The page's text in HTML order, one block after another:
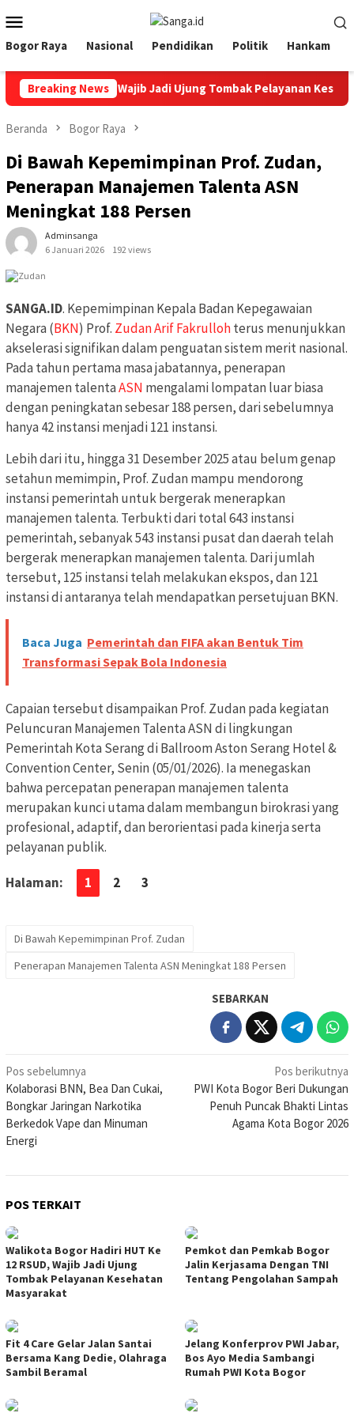
ke
kontenMobile
Bogor Raya Nasional Pendidikan Politik Hankam
Breaking News
Ke 12 RSUD, Wajib Jadi Ujung Tombak Pelayanan Kesehatan
Beranda Bogor Raya
Di Bawah Kepemimpinan Prof. Zudan,
Penerapan Manajemen Talenta ASN
Meningkat 188 Persen
Adminsanga
6 Januari 2026
192 views
SANGA.ID. Kepemimpinan Kepala Badan Kepegawaian
Negara (BKN) Prof. Zudan Arif Fakrullohterus menunjukkan
akselerasi signifikan dalam penguatan sistem merit nasional.
Pada tahun pertama masa jabatannya, penerapan
manajemen talentaASN mengalami lompatan luar biasa
dengan peningkatan sebesar 188 persen, dari sebelumnya
hanya 42 instansi menjadi 121 instansi.
Lebih dari itu, hingga 31 Desember 2025 atau belum genap
setahun memimpin, Prof. Zudan mampu mendorong
instansi pemerintah untuk bergerak menerapkan
manajemen talenta. Terbukti dari total 643 instansi
pemerintah, sebanyak 543 instansi pusat dan daerah telah
bergerak menerapkan manajemen talenta. Dari jumlah
tersebut, 125 instansi telah melakukan ekspos, dan 121
instansi di antaranya telah mendapatkan persetujuan BKN.
Baca Juga Pemerintah dan FIFA akan Bentuk Tim
Transformasi Sepak Bola Indonesia
Capaian tersebut disampaikan Prof. Zudan pada kegiatan
Peluncuran Manajemen Talenta ASN di lingkungan
Pemerintah Kota Serang di Ballroom Aston Serang Hotel &
Convention Center, Senin (05/01/2026). Ia menegaskan
bahwa percepatan penerapan manajemen talenta
merupakan kunci utama dalam membangun birokrasi yang
profesional, adaptif, dan berorientasi pada kinerja serta
pelayanan publik.
Halaman: 1 2 3
Di Bawah Kepemimpinan Prof. Zudan
Penerapan Manajemen Talenta ASN Meningkat 188 Persen
SEBARKAN
Navigasi
pos
Pos sebelumnya
Kolaborasi BNN, Bea Dan Cukai,
Bongkar Jaringan Narkotika
Berkedok Vape dan Minuman
Energi
Pos berikutnya
PWI Kota Bogor Beri Dukungan
Penuh Puncak Bhakti Lintas
Agama Kota Bogor 2026
POS TERKAIT
Walikota Bogor Hadiri HUT Ke
12 RSUD, Wajib Jadi Ujung
Tombak Pelayanan Kesehatan
Masyarakat
Pemkot dan Pemkab Bogor
Jalin Kerjasama Dengan TNI
Tentang Pengolahan Sampah
Fit 4 Care Gelar Jalan Santai
Bersama Kang Dedie, Olahraga
Sambil Beramal
Jelang Konferprov PWI Jabar,
Bos Ayo Media Sambangi
Rumah PWI Kota Bogor